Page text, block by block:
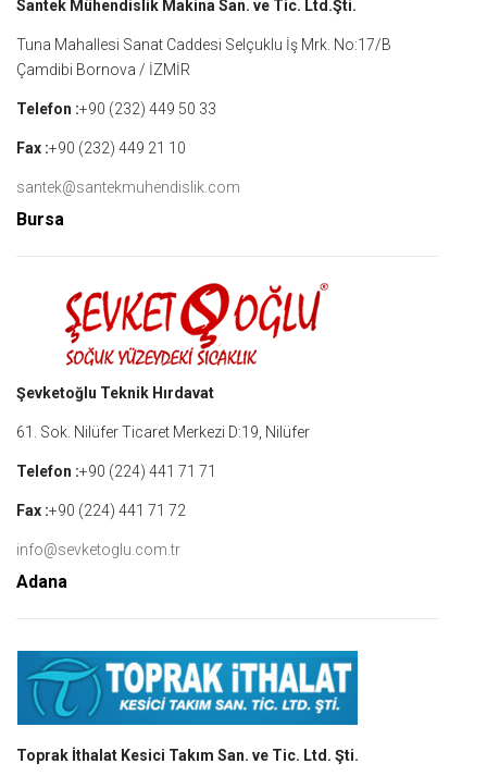
Santek Mühendislik Makina San. ve Tic. Ltd.Şti.
Tuna Mahallesi Sanat Caddesi Selçuklu İş Mrk. No:17/B
Çamdibi Bornova / İZMİR
Telefon :+90 (232) 449 50 33
Fax :+90 (232) 449 21 10
santek@santekmuhendislik.com
Bursa
Şevketoğlu Teknik Hırdavat
61. Sok. Nilüfer Ticaret Merkezi D:19, Nilüfer
Telefon :+90 (224) 441 71 71
Fax :+90 (224) 441 71 72
info@sevketoglu.com.tr
Adana
Toprak İthalat Kesici Takım San. ve Tic. Ltd. Şti.